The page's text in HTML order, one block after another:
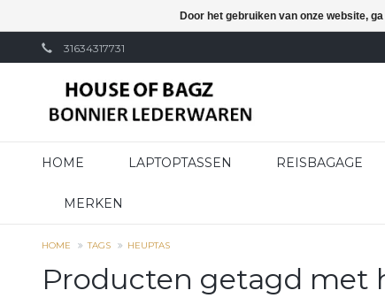
31634317731
HOME LAPTOPTASSEN REISBAGAGE
MERKEN
HOME TAGS HEUPTAS
Producten getagd met
Door het gebruiken van onze website,